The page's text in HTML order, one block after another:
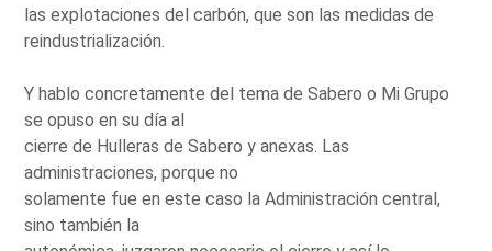
las explotaciones del carbón, que son las medidas de
reindustrialización.
Y hablo concretamente del tema de Sabero o Mi Grupo
se opuso en su día al
cierre de Hulleras de Sabero y anexas. Las
administraciones, porque no
solamente fue en este caso la Administración central,
sino también la